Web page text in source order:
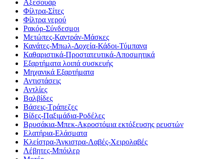
Αξεσουάρ
Φίλτρα-Σίτες
Φίλτρα νερού
Ρακόρ-Σύνδεσμοι
Μετώπες-Καντράν-Μάσκες
Κανάτες-Μπωλ-Δοχεία-Κάδοι-Τύμπανα
Καθαριστικά-Προστατευτικά-Αποσμητικά
Εξαρτήματα λοιπά συσκευής
Μηχανικά Εξαρτήματα
Αντιστάσεις
Αντλίες
Βαλβίδες
Βάσεις-Τράπεζες
Βίδες-Παξιμάδια-Ροδέλες
Βρυσάκια-Μπεκ-Ακροστόμια εκτόξευσης ρευστών
Ελατήρια-Ελάσματα
Κλείστρα-Άγκιστρα-Λαβές-Χειρολαβές
Λέβητες-Μπόιλερ